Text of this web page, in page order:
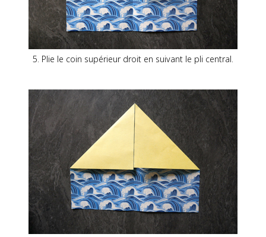
5. Plie le coin supérieur droit en suivant le pli central.